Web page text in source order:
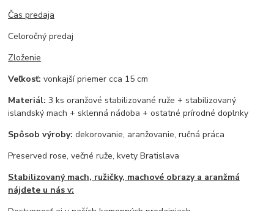
Čas predaja
Celoročný predaj
Zloženie
Veľkosť:vonkajší priemer cca 15 cm
Materiál: 3 ks oranžové stabilizované ruže + stabilizovaný
islandský mach + sklenná nádoba + ostatné prírodné doplnky
Spôsob výroby: dekorovanie, aranžovanie, ručná práca
Preserved rose, večné ruže, kvety Bratislava
Stabilizovaný mach, ružičky, machové obrazy a aranžmá
nájdete u nás v: